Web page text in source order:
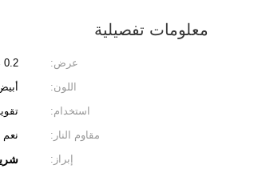
معلومات تفصيلية
عرض: 0.2 م ، 0.4 م ، 0.5 م ، 1 م
اللون:
استخدام:
مقاوم النار:
نعم
إبراز: